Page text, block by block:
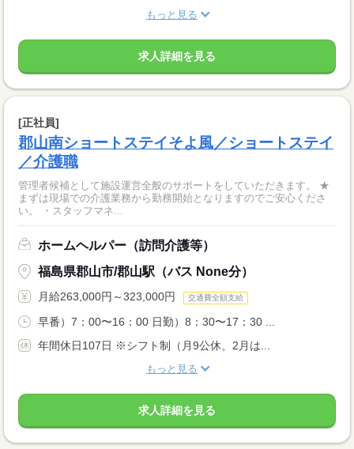
もっと見る
求人詳細を見る
[正社員]
郡山南ショートステイそよ風／ショートステイ
／介護職
管理者候補として施設運営全般のサポートをしていただきます。 ★
まずは現場での介護業務から勤務開始となりますのでご安心くださ
い。 ・スタッフマネ...
ホームヘルパー（訪問介護等）
福島県郡山市/郡山駅（バス None分）
月給263,000円～323,000円 交通費全額支給
早番）7：00〜16：00 日勤）8：30〜17：30 ...
年間休日107日 ※シフト制（月9公休、2月は...
もっと見る
求人詳細を見る